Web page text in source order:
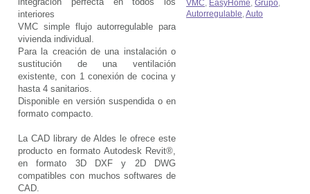
interiores
VMC simple flujo autorregulable para
vivienda individual.
Para la creación de una instalación o
sustitución de una ventilación
existente, con 1 conexión de cocina y
hasta 4 sanitarios.
Disponible en versión suspendida o en
formato compacto.
La CAD library de Aldes le ofrece este
producto en formato Autodesk Revit®,
en formato 3D DXF y 2D DWG
compatibles con muchos softwares de
CAD.
VMC, EasyHome,Grupo,
Autorregulable,Auto